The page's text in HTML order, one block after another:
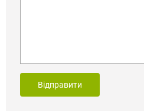
Відправити